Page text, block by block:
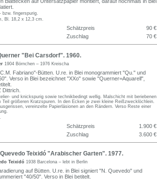
bzw. fingerspurig.
Bl. 18,2 x 12,3 cm.
Schätzpreis
90 €
Zuschlag
70 €
"Bei Carsdorf". 1960.
1904 Börnchen – 1976 Kreischa
Fabriano"-Bütten. U.re. in Blei monogrammiert "Qu." und
Verso in Blei bezeichnet "XXo" sowie "Querner=Aquarell",
Dittrich.
und knickspurig sowie technikbedingt wellig. Malschicht mit beriebenen
Teil größeren Kratzspuren. In den Ecken je zwei kleine Reißzwecklöchlein.
vereinzelte Papierläsionen an den Rändern. Verso Reste einer
Schätzpreis
1.900 €
Zuschlag
3.600 €
Teixidó "Arabischer Garten". 1977.
Teixidó 1938 Barcelona – lebt in Berlin
auf Bütten. U.re. in Blei signiert "N. Quevedo" und
"40/50". Verso in Blei betitelt.